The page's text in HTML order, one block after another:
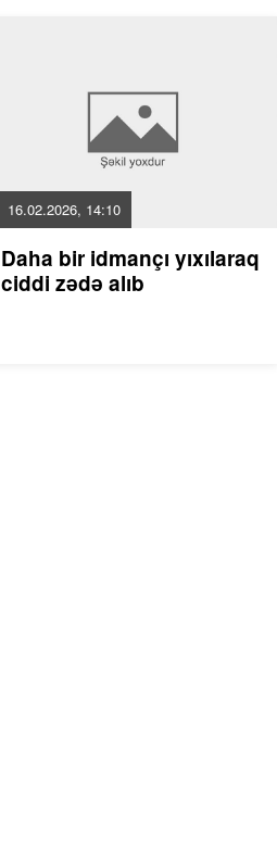
16.02.2026, 14:10
Daha bir idmançı yıxılaraq
ciddi zədə alıb